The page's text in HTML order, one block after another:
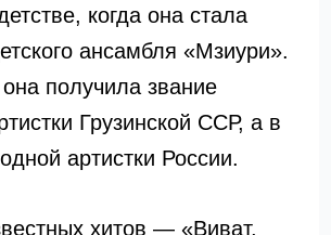
когда она стала
ансамбля «Мзиури».
получила звание
Грузинской ССР, а в
артистки России.
хитов — «Виват,